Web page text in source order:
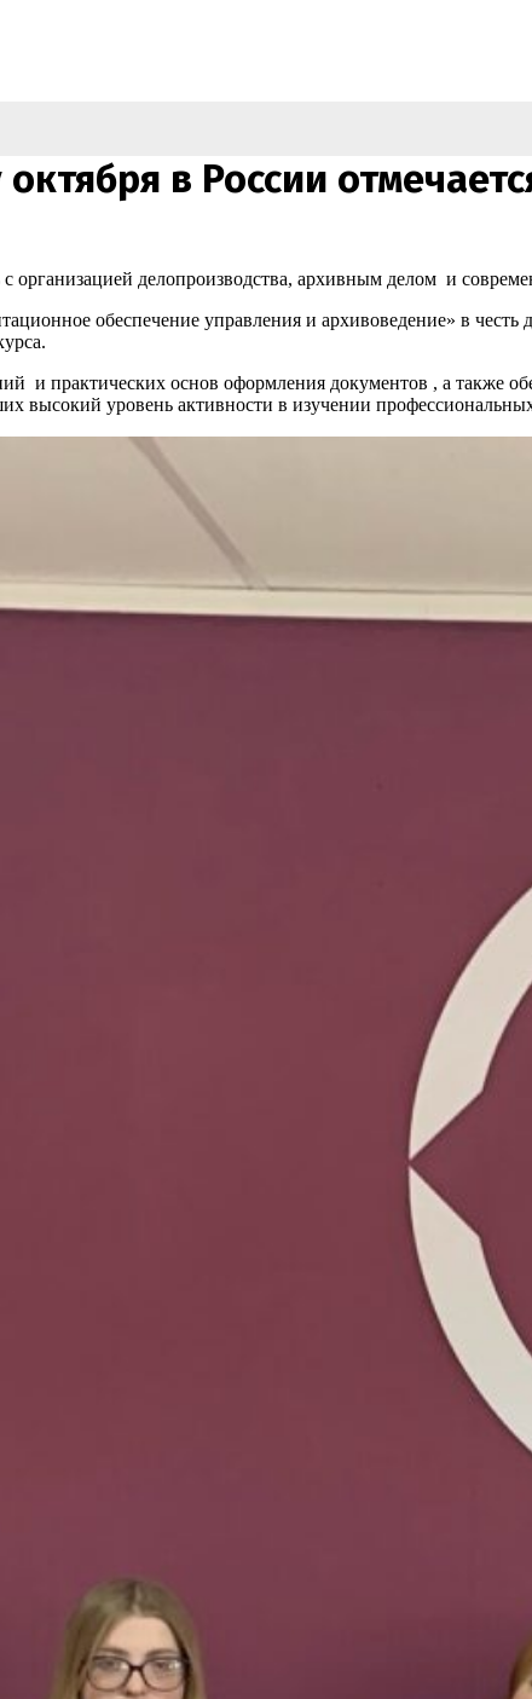
в России
организацией делопроизводства, архивным делом и
обеспечение управления и архивоведение» в
и практических основ оформления документов , а также
высокий уровень активности в изучении